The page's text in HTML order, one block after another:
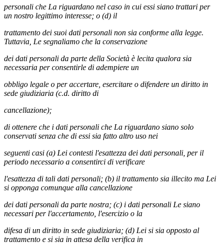
personali che La riguardano nel caso in cui essi siano trattari per
un nostro legittimo interesse; o (d) il
trattamento dei suoi dati personali non sia conforme alla legge.
Tuttavia, Le segnaliamo che la conservazione
dei dati personali da parte della Società è lecita qualora sia
necessaria per consentirle di adempiere un
obbligo legale o per accertare, esercitare o difendere un diritto in
sede giudiziaria (c.d. diritto di
cancellazione);
di ottenere che i dati personali che La riguardano siano solo
conservati senza che di essi sia fatto altro uso nei
seguenti casi (a) Lei contesti l'esattezza dei dati personali, per il
periodo necessario a consentirci di verificare
l'esattezza di tali dati personali; (b) il trattamento sia illecito ma Lei
si opponga comunque alla cancellazione
dei dati personali da parte nostra; (c) i dati personali Le siano
necessari per l'accertamento, l'esercizio o la
difesa di un diritto in sede giudiziaria; (d) Lei si sia opposto al
trattamento e si sia in attesa della verifica in